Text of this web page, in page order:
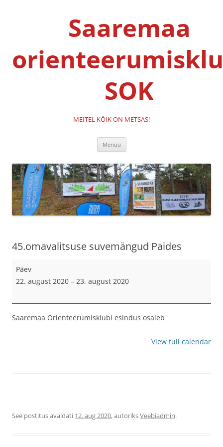
Saaremaa
SOK
MEITEL KÖIK ON METSAS!
Menüü
45.omavalitsuse suvemängud Paides
45.omavalitsuse
suvemängud
Päev
22. august 2020 – 23. august 2020
Saaremaa Orienteerumisklubi esindus osaleb
View full calendar
See postitus avaldati 12. aug 2020, autoriksVeebiadmin.